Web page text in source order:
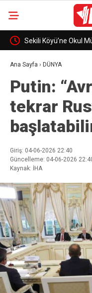
Sekili Köyü’ne Okul
Ana Sayfa › DÜNYA
Putin:
tekrar
Giriş: 04-06-2026 22:40
Güncelleme: 04-06-2026
Kaynak: İHA